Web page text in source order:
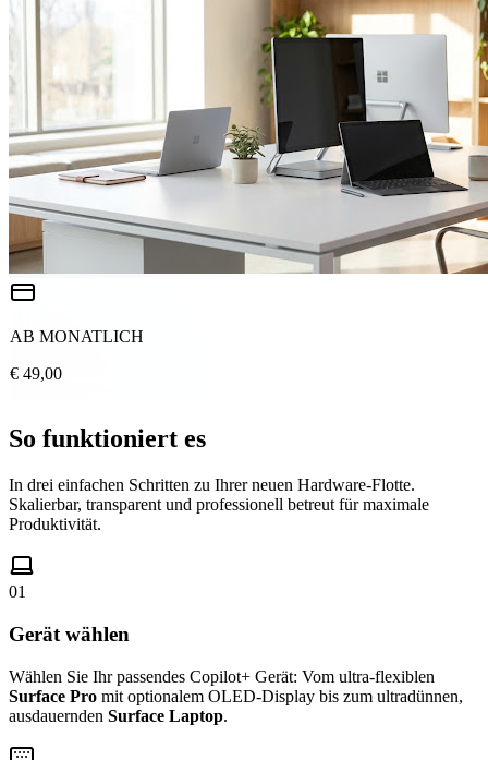
AB MONATLICH
€ 49,00
So funktioniert es
In drei einfachen Schritten zu Ihrer neuen Hardware-Flotte.
Skalierbar, transparent und professionell betreut für maximale
Produktivität.
01
Gerät wählen
Wählen Sie Ihr passendes Copilot+ Gerät: Vom ultra-flexiblen
Surface Pro mit optionalem OLED-Display bis zum ultradünnen,
ausdauernden Surface Laptop.